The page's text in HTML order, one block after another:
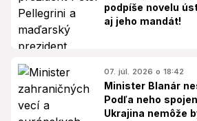
podpíše novelu
aj jeho mandát!
07. júl. 2026 o 18:42
Minister Blanár
Podľa neho
Ukrajina nemôže